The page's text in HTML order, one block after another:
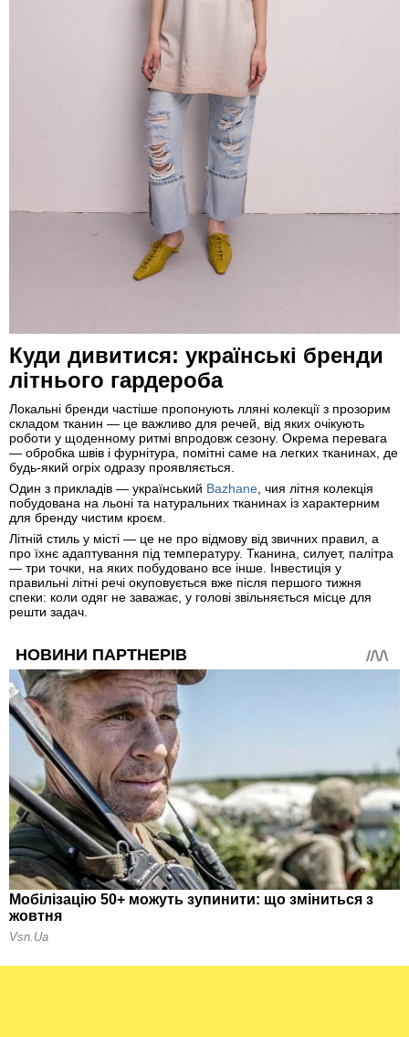
Куди дивитися: українські бренди
літнього гардероба
Локальні бренди частіше пропонують лляні колекції з прозорим
складом тканин — це важливо для речей, від яких очікують
роботи у щоденному ритмі впродовж сезону. Окрема перевага
— обробка швів і фурнітура, помітні саме на легких тканинах, де
будь-який огріх одразу проявляється.
Один з прикладів — український Bazhane, чия літня колекція
побудована на льоні та натуральних тканинах із характерним
для бренду чистим кроєм.
Літній стиль у місті — це не про відмову від звичних правил, а
про їхнє адаптування під температуру. Тканина, силует, палітра
— три точки, на яких побудовано все інше. Інвестиція у
правильні літні речі окуповується вже після першого тижня
спеки: коли одяг не заважає, у голові звільняється місце для
решти задач.